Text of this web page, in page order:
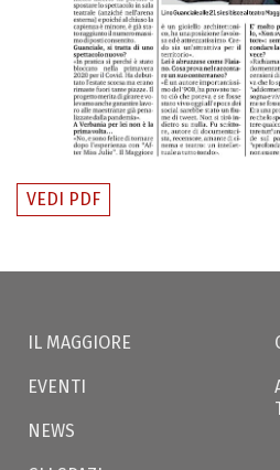
VEDI PDF
IL MAGGIORE
EVENTI
NEWS